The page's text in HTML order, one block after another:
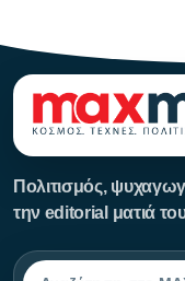
Πολιτισμός,
την editorial ματιά
Αναζήτηση